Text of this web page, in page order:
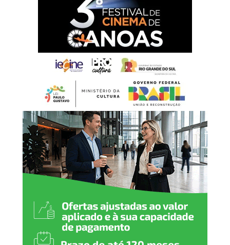
“Desenvolvemos um
trabalho contínuo ao longo
da semana com as atletas
que atualmente integram a
elite esportiva e competem
em nível estadual. É uma
grande satisfação sediar
este campeonato e
consolidar Canoas como
uma verdadeira referência
no esporte”, destaca o
secretário municipal de
Esporte e Lazer, Luciano de
Oliveira.